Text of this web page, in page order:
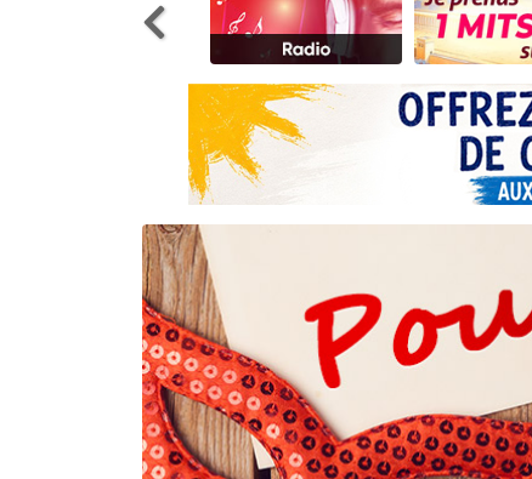
Il
2
29
Il
2
6
4
2
17
4
Il
Eva vient
Eli vient de